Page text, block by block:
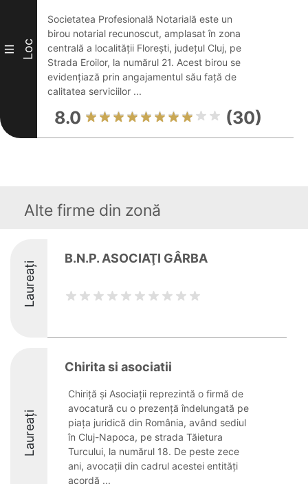
III Loc
Societatea Profesională Notarială este un
birou notarial recunoscut, amplasat în zona
centrală a localității Florești, județul Cluj, pe
Strada Eroilor, la numărul 21. Acest birou se
evidențiază prin angajamentul său față de
calitatea serviciilor ...
8.0 (30)
Alte firme din zonă
Laureați
B.N.P. ASOCIAŢI GÂRBA
Laureați
Chirita si asociatii
Chiriță și Asociații reprezintă o firmă de
avocatură cu o prezență îndelungată pe
piața juridică din România, având sediul
în Cluj-Napoca, pe strada Tăietura
Turcului, la numărul 18. De peste zece
ani, avocații din cadrul acestei entități
acordă ...